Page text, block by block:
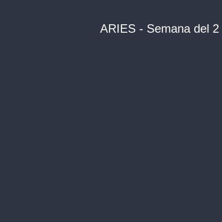
ARIES - Semana del 2